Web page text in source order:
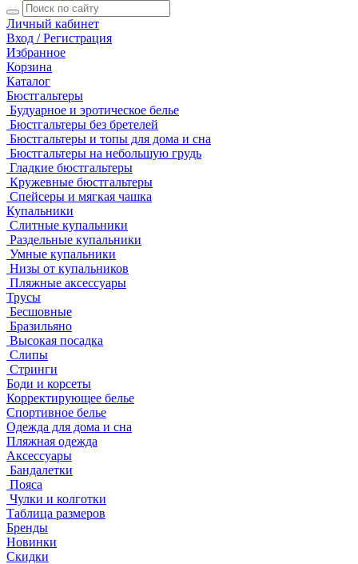
Личный кабинет
Вход / Регистрация
Избранное
Корзина
Каталог
Бюстгальтеры
Будуарное и эротическое белье
Бюстгальтеры без бретелей
Бюстгальтеры и топы для дома и сна
Бюстгальтеры на небольшую грудь
Гладкие бюстгальтеры
Кружевные бюстгальтеры
Спейсеры и мягкая чашка
Купальники
Слитные купальники
Раздельные купальники
Умные купальники
Низы от купальников
Пляжные аксессуары
Трусы
Бесшовные
Бразильяно
Высокая посадка
Слипы
Стринги
Боди и корсеты
Корректирующее белье
Спортивное белье
Одежда для дома и сна
Пляжная одежда
Аксессуары
Бандалетки
Пояса
Чулки и колготки
Таблица размеров
Бренды
Новинки
Скидки